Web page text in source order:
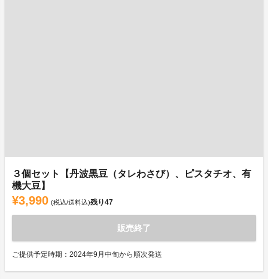
３個セット【丹波黒豆（タレわさび）、ピスタチオ、有
機大豆】
¥3,990 (税込/送料込)残り47
販売終了
ご提供予定時期：2024年9月中旬から順次発送